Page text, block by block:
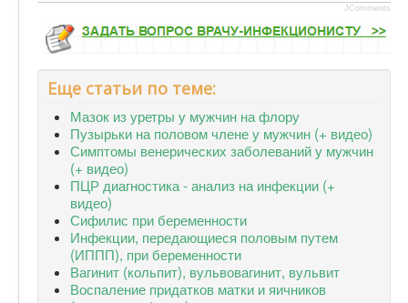
JComments
Еще статьи по теме:
Мазок из уретры у мужчин на флору
Пузырьки на половом члене у мужчин (+ видео)
Симптомы венерических заболеваний у мужчин
(+ видео)
ПЦР диагностика - анализ на инфекции (+
видео)
Сифилис при беременности
Инфекции, передающиеся половым путем
(ИППП), при беременности
Вагинит (кольпит), вульвовагинит, вульвит
Воспаление придатков матки и яичников